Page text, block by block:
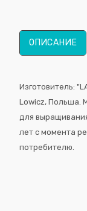
ОПИСАНИЕ
Изготовитель:
Lowicz, Польша.
для
лет с момента
потребителю.